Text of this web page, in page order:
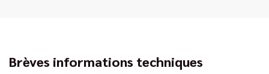
Brèves informations techniques